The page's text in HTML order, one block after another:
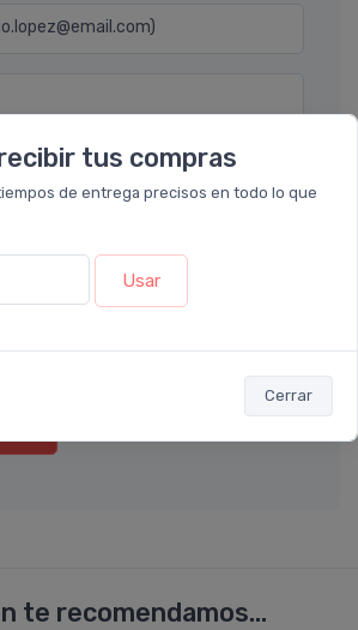
tus compras
de entrega precisos en todo lo que
Usar
Cerrar
te recomendamos...